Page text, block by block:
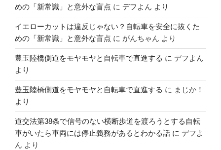
めの「新常識」と意外な盲点 に デフよん より
イエローカットは違反じゃない？自転車を安全に抜くた
めの「新常識」と意外な盲点 に がんちゃん より
豊玉陸橋側道をモヤモヤと自転車で直進する に デフよん
より
豊玉陸橋側道をモヤモヤと自転車で直進する に まじか！
より
道交法第38条で信号のない横断歩道を渡ろうとする自転
車がいたら車両には停止義務があるとわかる話 に デフよ
ん より